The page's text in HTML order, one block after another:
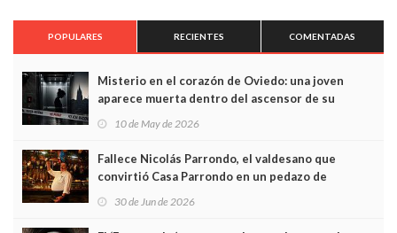
POPULARES RECIENTES COMENTADAS
Misterio en el corazón de Oviedo: una joven
aparece muerta dentro del ascensor de su
edificio y las cámaras captan sus últimos minutos
10 de May de 2026
Fallece Nicolás Parrondo, el valdesano que
convirtió Casa Parrondo en un pedazo de
Asturias en Madrid
30 de Jun de 2026